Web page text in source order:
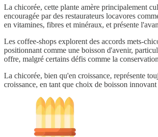
La chicorée, cette plante amère principalement
encouragée par des restaurateurs locavores
en vitamines, fibres et minéraux, et présente
Les coffee-shops explorent des accords mets-
positionnant comme une boisson d'avenir,
offre, malgré certains défis comme la
La chicorée, bien qu'en croissance, représente
croissance, en tant que choix de boisson